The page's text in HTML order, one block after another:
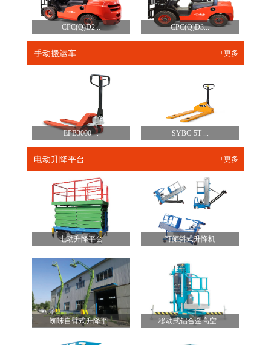
CPC(Q)D2... CPC(Q)D3...
手动搬运车 +更多
EPB3000 ... SYBC-5T ...
电动升降平台 +更多
电动升降平台 可倾斜式升降机
蜘蛛自臂式升降平... 移动式铝合金高空...